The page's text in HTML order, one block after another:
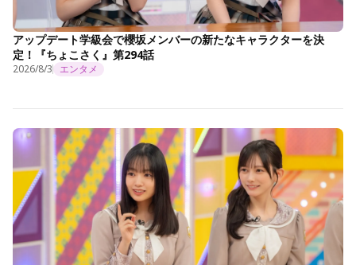
アップデート学級会で櫻坂メンバーの新たなキャラクターを決
定！『ちょこさく』第294話
2026/8/3 エンタメ